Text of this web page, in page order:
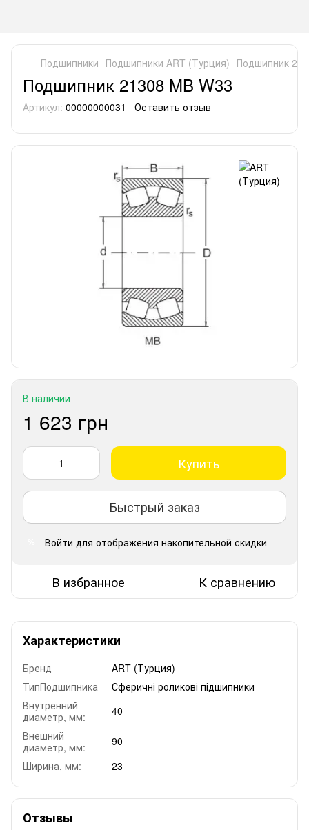
Подшипники Подшипники ART (Турция) Подшипник
Подшипник 21308 MB W33
Артикул: 00000000031 Оставить отзыв
В наличии
1 623 грн
Купить
Быстрый заказ
Войти для отображения накопительной скидки
В избранное К сравнению
Характеристики
Бренд
ART (Турция)
ТипПодшипника
Сферичні роликові підшипники
Внутренний
диаметр, мм:
40
Внешний
диаметр, мм:
90
Ширина, мм:
23
Отзывы